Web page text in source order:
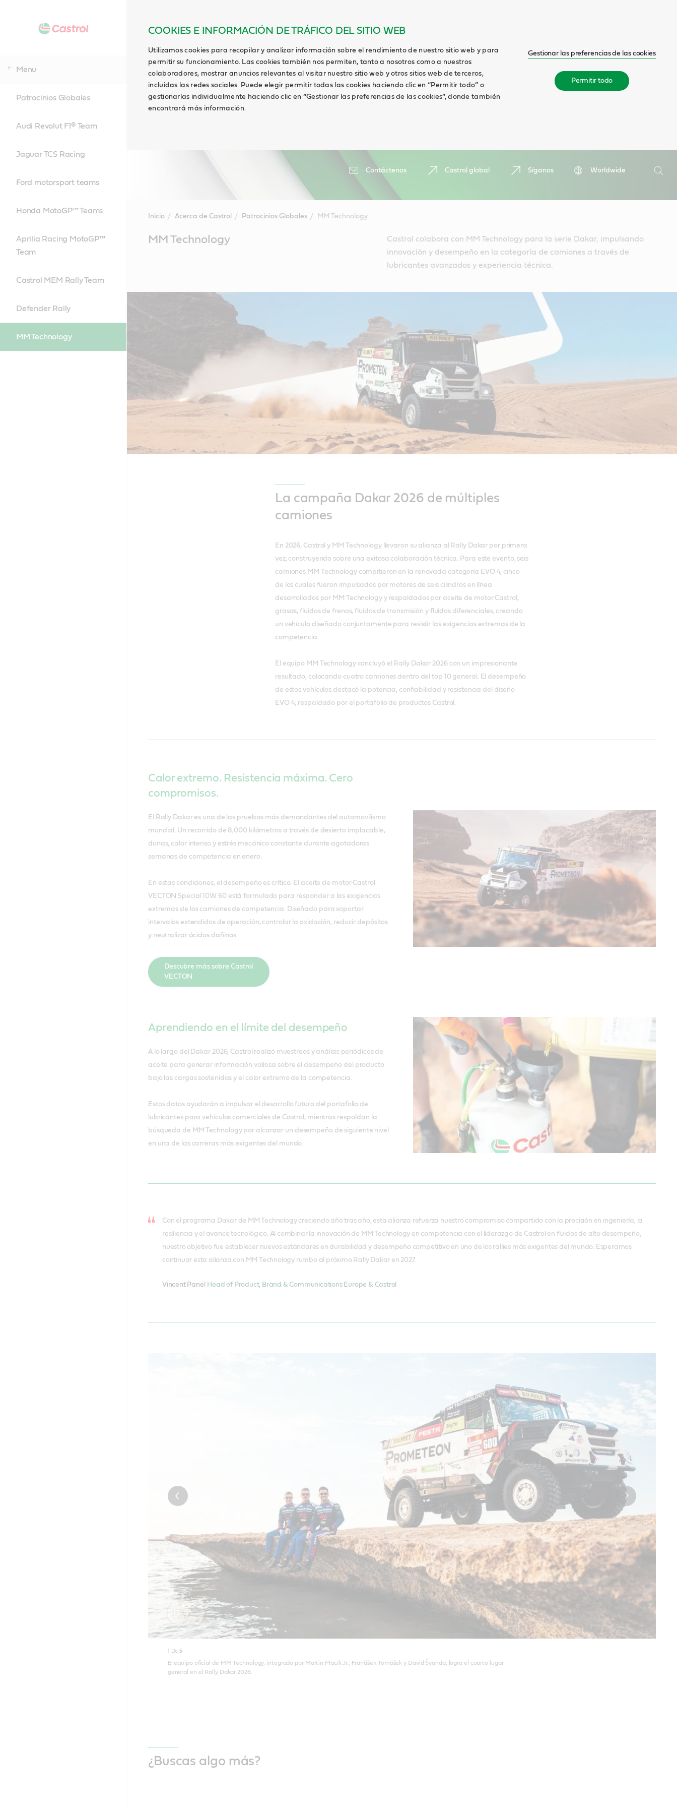
COOKIES E INFORMACIÓN DE TRÁFICO DEL SITIO WEB
Utilizamos cookies para recopilar y analizar información sobre el rendimiento de nuestro sitio web y para
permitir su funcionamiento. Las cookies también nos permiten, tanto a nosotros como a nuestros
colaboradores, mostrar anuncios relevantes al visitar nuestro sitio web y otros sitios web de terceros,
incluidas las redes sociales. Puede elegir permitir todas las cookies haciendo clic en “Permitir todo” o
gestionarlas individualmente haciendo clic en “Gestionar las preferencias de las cookies”, donde también
encontrará más información.
Gestionar las preferencias de las cookies
Permitir todo
Contáctenos Castrol global Síganos
Worldwide
Buscar
Menu
Patrocinios Globales
Audi Revolut F1® Team
Jaguar TCS Racing
Ford motorsport teams
Honda MotoGP™ Teams
Aprilia Racing MotoGP™
Team
Castrol MEM Rally Team
Defender Rally
MM Technology
Inicio Acerca de Castrol Patrocinios Globales MM Technology
ContentMM Technology
Castrol colabora con MM Technology para la serie Dakar, impulsando
innovación y desempeño en la categoría de camiones a través de
lubricantes avanzados y experiencia técnica.
La campaña Dakar 2026 de múltiples
camiones
En 2026, Castrol y MM Technology llevaron su alianza al Rally Dakar por primera
vez, construyendo sobre una exitosa colaboración técnica. Para este evento, seis
camiones MM Technology compitieron en la renovada categoría EVO 4, cinco
de los cuales fueron impulsados por motores de seis cilindros en línea
desarrollados por MM Technology y respaldados por aceite de motor Castrol,
grasas, fluidos de frenos, fluidos de transmisión y fluidos diferenciales, creando
un vehículo diseñado conjuntamente para resistir las exigencias extremas de la
competencia.
El equipo MM Technology concluyó el Rally Dakar 2026 con un impresionante
resultado, colocando cuatro camiones dentro del top 10 general. El desempeño
de estos vehículos destacó la potencia, confiabilidad y resistencia del diseño
EVO 4, respaldado por el portafolio de productos Castrol.
Calor extremo. Resistencia máxima. Cero
compromisos.
El Rally Dakar es una de las pruebas más demandantes del automovilismo
mundial. Un recorrido de 8,000 kilómetros a través de desierto implacable,
dunas, calor intenso y estrés mecánico constante durante agotadoras
semanas de competencia en enero.
En estas condiciones, el desempeño es crítico. El aceite de motor Castrol
VECTON Special 10W 60 está formulado para responder a las exigencias
extremas de los camiones de competencia. Diseñado para soportar
intervalos extendidos de operación, controlar la oxidación, reducir depósitos
y neutralizar ácidos dañinos.
Descubre más sobre Castrol
VECTON
Aprendiendo en el límite del desempeño
A lo largo del Dakar 2026, Castrol realizó muestreos y análisis periódicos de
aceite para generar información valiosa sobre el desempeño del producto
bajo las cargas sostenidas y el calor extremo de la competencia.
Estos datos ayudarán a impulsar el desarrollo futuro del portafolio de
lubricantes para vehículos comerciales de Castrol, mientras respaldan la
búsqueda de MM Technology por alcanzar un desempeño de siguiente nivel
en una de las carreras más exigentes del mundo.
Con el programa Dakar de MM Technology creciendo año tras año, esta alianza refuerza nuestro compromiso compartido con la precisión en ingeniería, la
resiliencia y el avance tecnológico. Al combinar la innovación de MM Technology en competencia con el liderazgo de Castrol en fluidos de alto desempeño,
nuestro objetivo fue establecer nuevos estándares en durabilidad y desempeño competitivo en uno de los rallies más exigentes del mundo. Esperamos
continuar esta alianza con MM Technology rumbo al próximo Rally Dakar en 2027.
Vincent Panel Head of Product, Brand & Communications Europe & Castrol
Activar
pantalla
completa
De 5
El equipo oficial de MM Technology, integrado por Martin Macík Jr., František Tomášek y David Švanda, logra el cuarto lugar
general en el Rally Dakar 2026.
¿Buscas algo más?